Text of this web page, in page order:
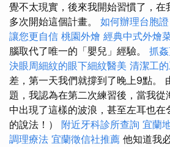
覺不太現實，後來我開始習慣了，在
多次開始這個計畫。 如何辦理台胞證
讓您更自信 桃園外燴 經典中式外燴
腦取代了唯一的「嬰兒」經驗。 抓
決眼周細紋的眼下細紋醫美 清潔工
差，第一天我們就撐到了晚上9點。
題，我認為在第二次練習後，當我
中出現了這樣的波浪，甚至左耳也在
的說法！） 附近牙科診所查詢 宜蘭
調理療法 宜蘭徵信社推薦 他知道我